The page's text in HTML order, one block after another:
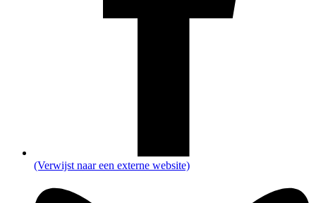
(Verwijst naar een externe website)